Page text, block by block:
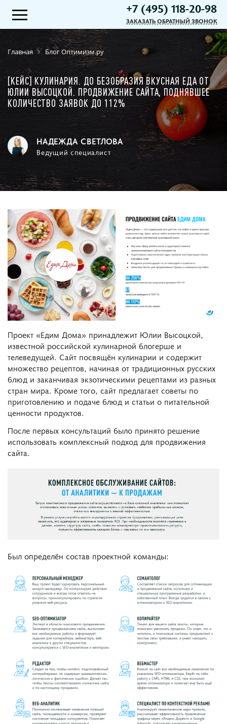
+7 (495) 118-20-98
ЗАКАЗАТЬ ОБРАТНЫЙ ЗВОНОК
Главная Блог Оптимизм.ру
[КЕЙС] КУЛИНАРИЯ. ДО БЕЗОБРАЗИЯ ВКУСНАЯ ЕДА ОТ
ЮЛИИ ВЫСОЦКОЙ. ПРОДВИЖЕНИЕ САЙТА, ПОДНЯВШЕЕ
КОЛИЧЕСТВО ЗАЯВОК ДО 112%
НАДЕЖДА СВЕТЛОВА
Ведущий специалист
Проект «Едим Дома» принадлежит Юлии Высоцкой,
известной российской кулинарной блогерше и
телеведущей. Сайт посвящён кулинарии и содержит
множество рецептов, начиная от традиционных русских
блюд и заканчивая экзотическими рецептами из разных
стран мира. Кроме того, сайт предлагает советы по
приготовлению и подаче блюд и статьи о питательной
ценности продуктов.
После первых консультаций было принято решение
использовать комплексный подход для продвижения
сайта.
Был определён состав проектной команды: